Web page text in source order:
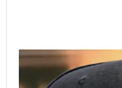
DIVERSE
KABLER